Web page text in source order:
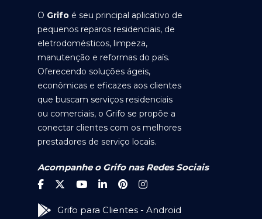
O Grifo é seu principal aplicativo de
pequenos reparos residenciais, de
eletrodomésticos, limpeza,
manutenção e reformas do país.
Oferecendo soluções ágeis,
econômicas e eficazes aos clientes
que buscam serviços residenciais
ou comerciais, o Grifo se propõe a
conectar clientes com os melhores
prestadores de serviço locais.
Acompanhe o Grifo nas Redes Sociais
Grifo para Clientes - Android